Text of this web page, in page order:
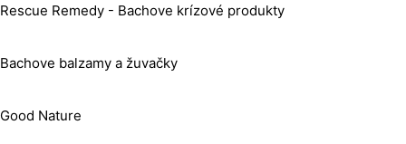
Rescue Remedy - Bachove krízové produkty
Bachove balzamy a žuvačky
Good Nature